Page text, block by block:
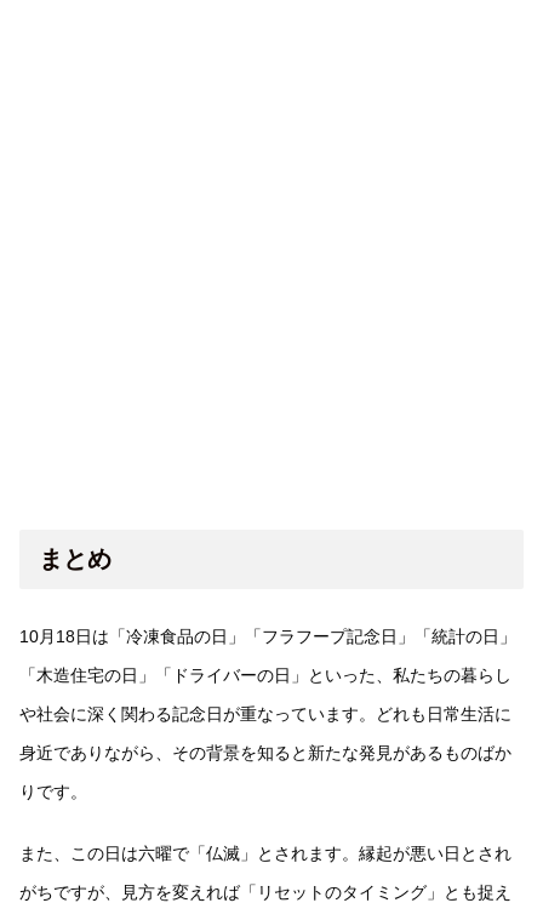
まとめ
10月18日は「冷凍食品の日」「フラフープ記念日」「統計の日」
「木造住宅の日」「ドライバーの日」といった、私たちの暮らし
や社会に深く関わる記念日が重なっています。どれも日常生活に
身近でありながら、その背景を知ると新たな発見があるものばか
りです。
また、この日は六曜で「仏滅」とされます。縁起が悪い日とされ
がちですが、見方を変えれば「リセットのタイミング」とも捉え